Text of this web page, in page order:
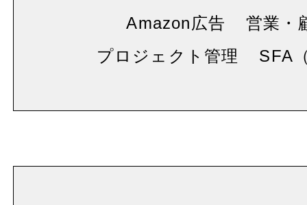
Amazon広告
営業・
プロジェクト管理
SFA